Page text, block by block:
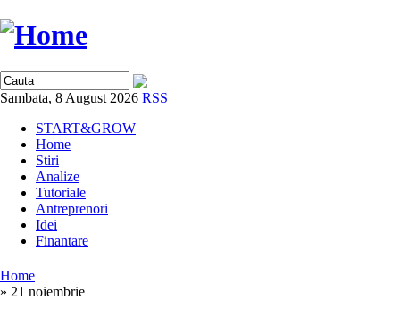
Sambata, 8 August 2026 RSS
START&GROW
Home
Stiri
Analize
Tutoriale
Antreprenori
Idei
Finantare
Home
» 21 noiembrie